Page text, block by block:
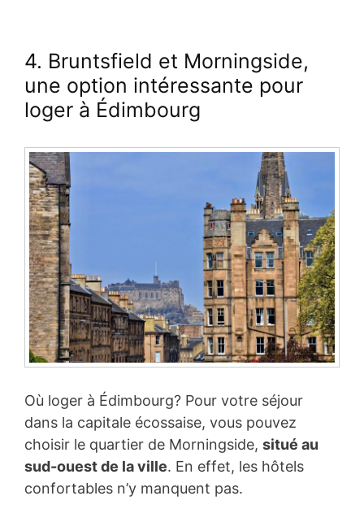
4. Bruntsfield et Morningside,
une option intéressante pour
loger à Édimbourg
Où loger à Édimbourg? Pour votre séjour
dans la capitale écossaise, vous pouvez
choisir le quartier de Morningside, situé au
sud-ouest de la ville. En effet, les hôtels
confortables n’y manquent pas.